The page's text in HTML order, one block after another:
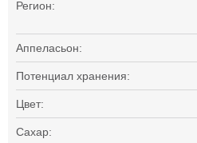
Регион:
Аппеласьон:
Потенциал хранения:
Цвет:
Сахар: